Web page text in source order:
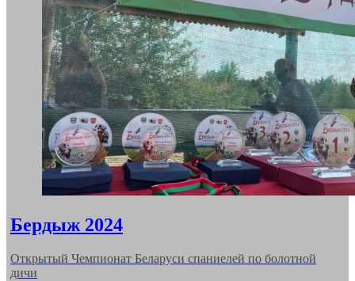
Бердыж 2024
Открытый Чемпионат Беларуси спаниелей по болотной
дичи